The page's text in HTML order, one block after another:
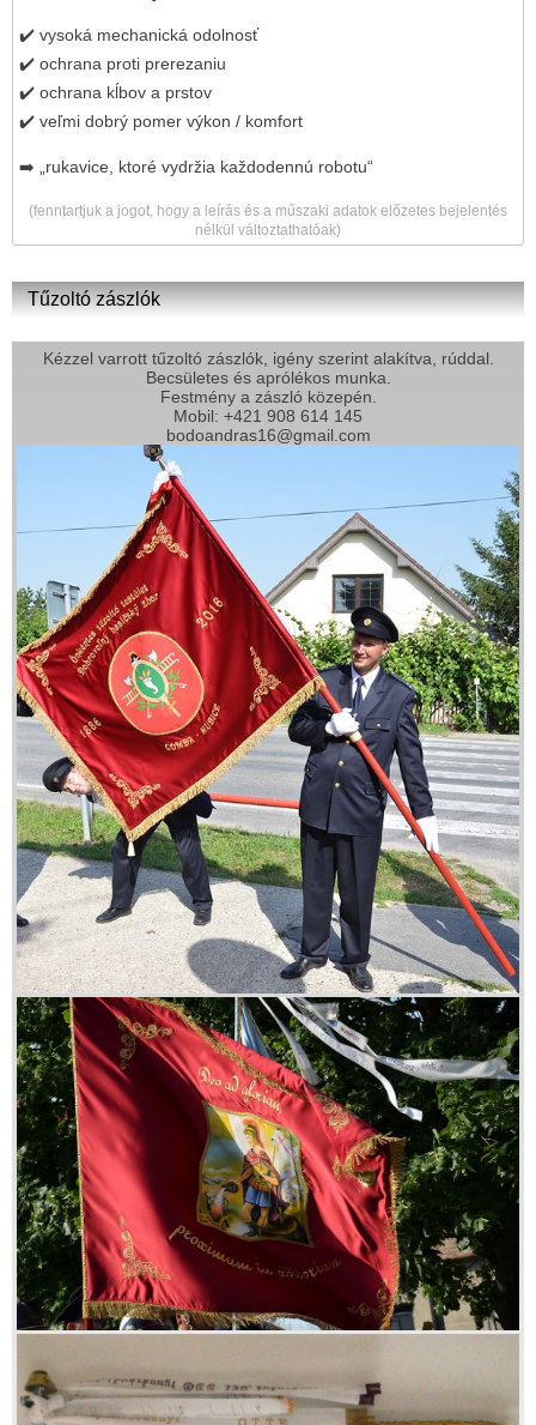
Tűzoltó zászlók
Kézzel varrott tűzoltó zászlók, igény szerint alakítva, rúddal.
Becsületes és aprólékos munka.
Festmény a zászló közepén.
Mobil: +421 908 614 145
bodoandras16@gmail.com
✔️ vysoká mechanická odolnosť
✔️ ochrana proti prerezaniu
✔️ ochrana kĺbov a prstov
✔️ veľmi dobrý pomer výkon / komfort
➡️ „rukavice, ktoré vydržia každodennú robotu“
(fenntartjuk a jogot, hogy a leírás és a műszaki adatok előzetes bejelentés
nélkül változtathatóak)